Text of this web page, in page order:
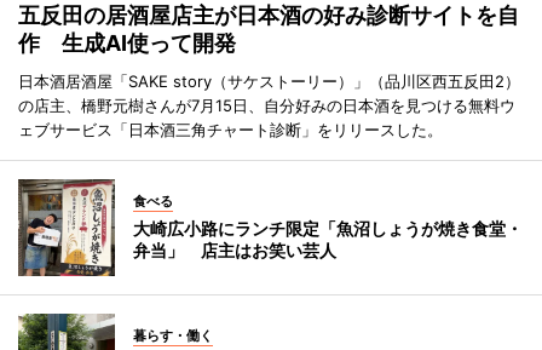
五反田の居酒屋店主が日本酒の好み診断サイトを自
作 生成AI使って開発
日本酒居酒屋「SAKE story（サケストーリー）」（品川区西五反田2）
の店主、橋野元樹さんが7月15日、自分好みの日本酒を見つける無料ウ
ェブサービス「日本酒三角チャート診断」をリリースした。
食べる
大崎広小路にランチ限定「魚沼しょうが焼き食堂・
弁当」 店主はお笑い芸人
暮らす・働く